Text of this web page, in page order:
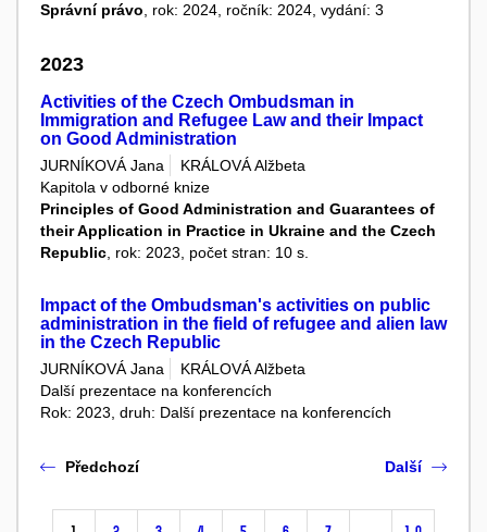
Správní právo, rok: 2024, ročník: 2024, vydání: 3
2023
Activities of the Czech Ombudsman in
Immigration and Refugee Law and their Impact
on Good Administration
JURNÍKOVÁ Jana
KRÁLOVÁ Alžbeta
Kapitola v odborné knize
Principles of Good Administration and Guarantees of
their Application in Practice in Ukraine and the Czech
Republic , rok: 2023, počet stran: 10 s.
Impact of the Ombudsman's activities on public
administration in the field of refugee and alien law
in the Czech Republic
JURNÍKOVÁ Jana
KRÁLOVÁ Alžbeta
Další prezentace na konferencích
Rok: 2023, druh: Další prezentace na konferencích
Předchozí Další